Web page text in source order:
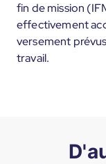
fin de mission
effectivement
versement
travail.